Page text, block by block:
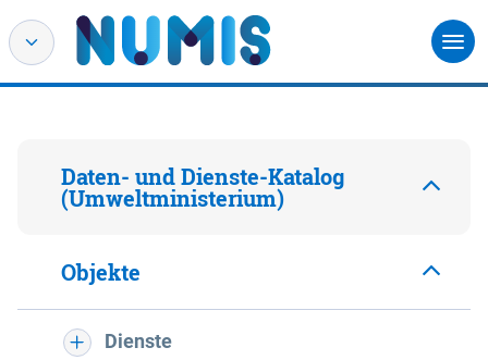
Daten- und Dienste-Katalog
(Umweltministerium)
Objekte
Dienste